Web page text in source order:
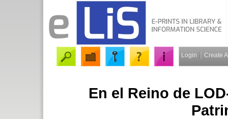
Login Create
En el Reino de